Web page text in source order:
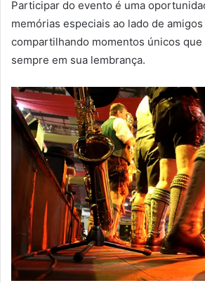
Participar do evento é uma
memórias especiais ao lado de
compartilhando momentos únicos que
sempre em sua lembrança.